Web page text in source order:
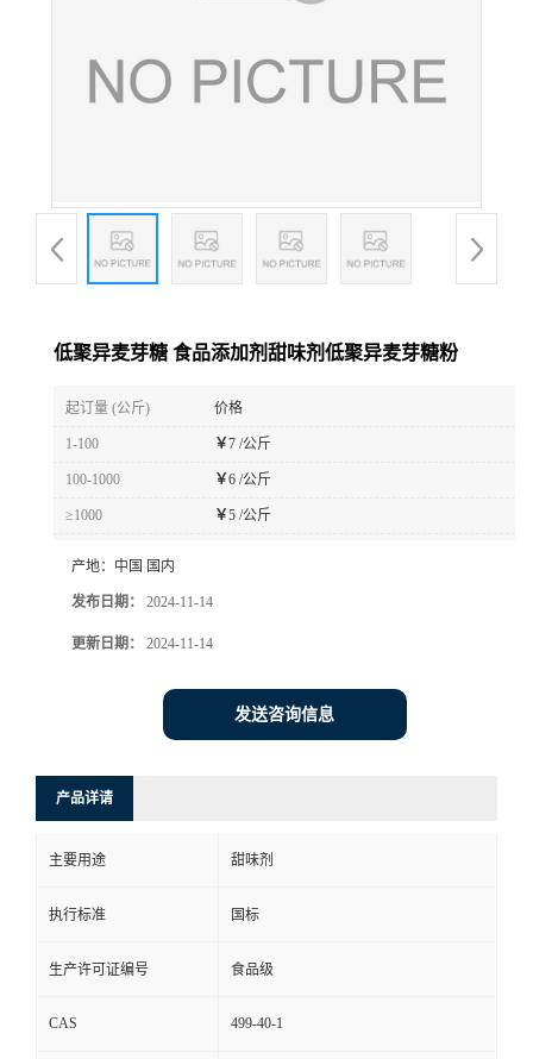
低聚异麦芽糖 食品添加剂甜味剂低聚异麦芽糖粉
起订量 (公斤) 价格
1-100 ￥7 /公斤
100-1000 ￥6 /公斤
≥1000 ￥5 /公斤
产地： 中国 国内
发布日期： 2024-11-14
更新日期： 2024-11-14
发送咨询信息
产品详请
主要用途 甜味剂
执行标准 国标
生产许可证编号 食品级
CAS 499-40-1